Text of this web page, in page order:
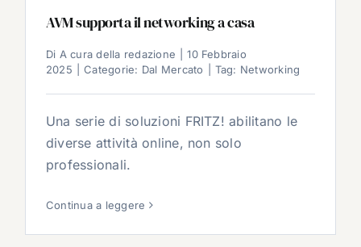
AVM supporta il networking a casa
Di A cura della redazione
10 Febbraio
2025
Categorie: Dal Mercato Tag: Networking
Una serie di soluzioni FRITZ! abilitano le
diverse attività online, non solo
professionali.
Continua a leggere